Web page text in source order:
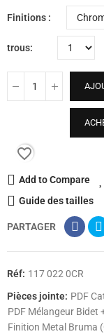
Finitions
trous
favorite_border
Add to Compare
Guide des tailles
PARTAGER
Réf: 117 022 0CR
Pièces jointe: PDF
PDF Mélangeur Bidet
Finition Metal Bruma